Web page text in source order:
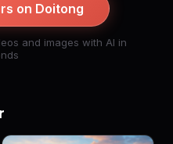
on Doitong
and images with AI in